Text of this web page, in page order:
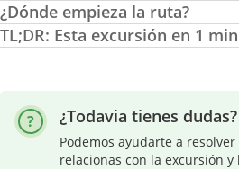
¿Dónde empieza la ruta?
TL;DR: Esta excursión en 1
¿Todavia tienes dudas?
Podemos ayudarte a
relacionas con la excursión y